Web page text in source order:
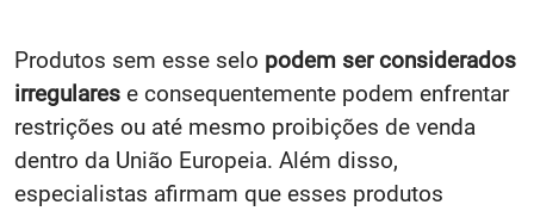
Produtos sem esse selo podem ser considerados
irregulares e consequentemente podem enfrentar
restrições ou até mesmo proibições de venda
dentro da União Europeia. Além disso,
especialistas afirmam que esses produtos